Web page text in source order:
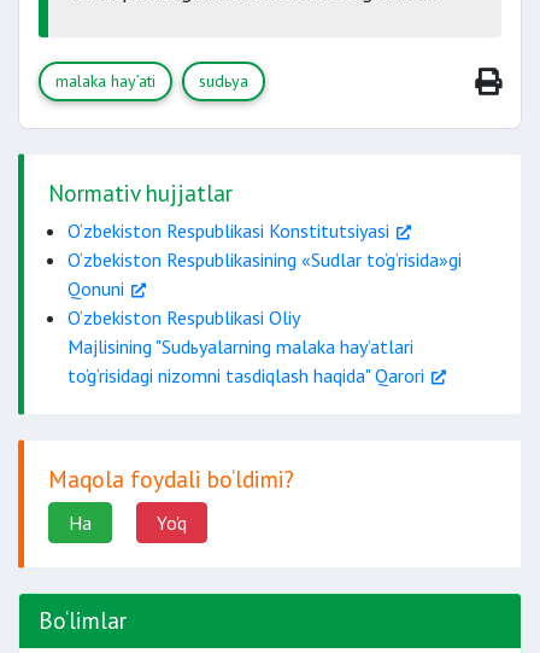
malaka hay’ati sudьya
Normativ hujjatlar
O‘zbekiston Respublikasi Konstitutsiyasi
O‘zbekiston Respublikasining «Sudlar to‘g‘risida»gi
Qonuni
O‘zbekiston Respublikasi Oliy
Majlisining "Sudьyalarning malaka hay’atlari
to‘g‘risidagi nizomni tasdiqlash haqida" Qarori
Maqola foydali bo‘ldimi?
Ha Yo'q
Bo‘limlar